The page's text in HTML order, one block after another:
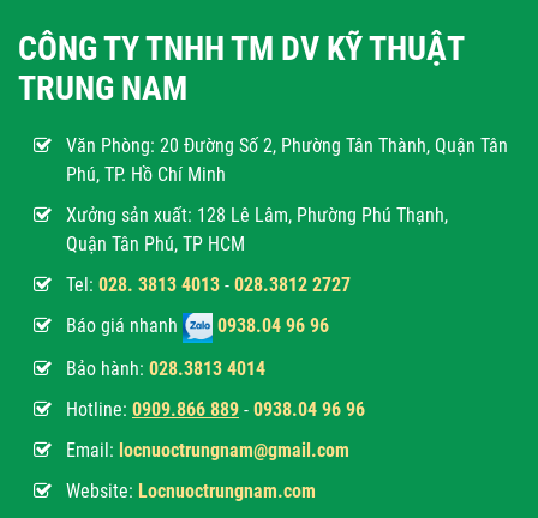
CÔNG TY TNHH TM DV KỸ THUẬT
TRUNG NAM
Văn Phòng: 20 Đường Số 2, Phường Tân Thành, Quận Tân
Phú, TP. Hồ Chí Minh
Xưởng sản xuất: 128 Lê Lâm, Phường Phú Thạnh,
Quận Tân Phú, TP HCM
Tel: 028. 3813 4013 - 028.3812 2727
Báo giá nhanh
0938.04 96 96
Bảo hành: 028.3813 4014
Hotline: 0909.866 889 - 0938.04 96 96
Email: locnuoctrungnam@gmail.com
Website: Locnuoctrungnam.com